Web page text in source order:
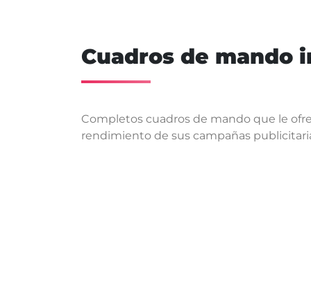
Cuadros de mando
Completos cuadros de mando que le
rendimiento de sus campañas